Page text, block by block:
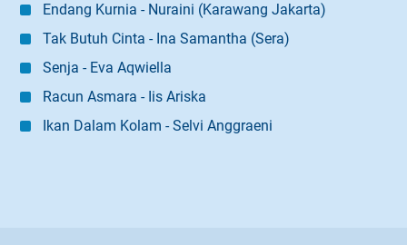
Endang Kurnia - Nuraini (Karawang Jakarta)
Tak Butuh Cinta - Ina Samantha (Sera)
Senja - Eva Aqwiella
Racun Asmara - Iis Ariska
Ikan Dalam Kolam - Selvi Anggraeni